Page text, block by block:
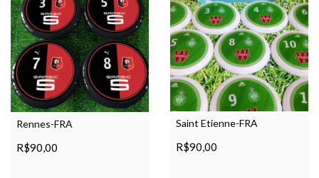
Rennes-FRA
R$90,00
Saint Etienne-FRA
R$90,00